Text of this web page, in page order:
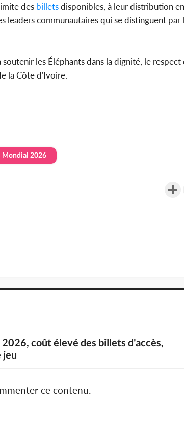
des billetsdisponibles, à leur distribution
leaders communautaires qui se distinguent
les Éléphants dans la dignité, le
la Côte d'Ivoire.
Mondial 2026
coût élevé des billets d'accès,
jeu
ce contenu.